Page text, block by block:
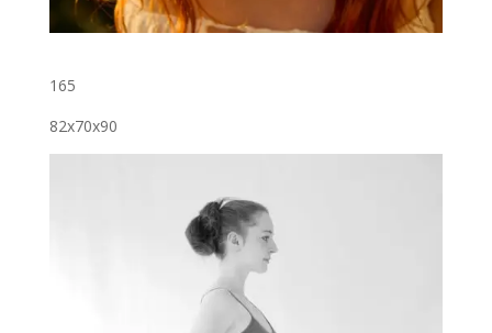
165
82x70x90